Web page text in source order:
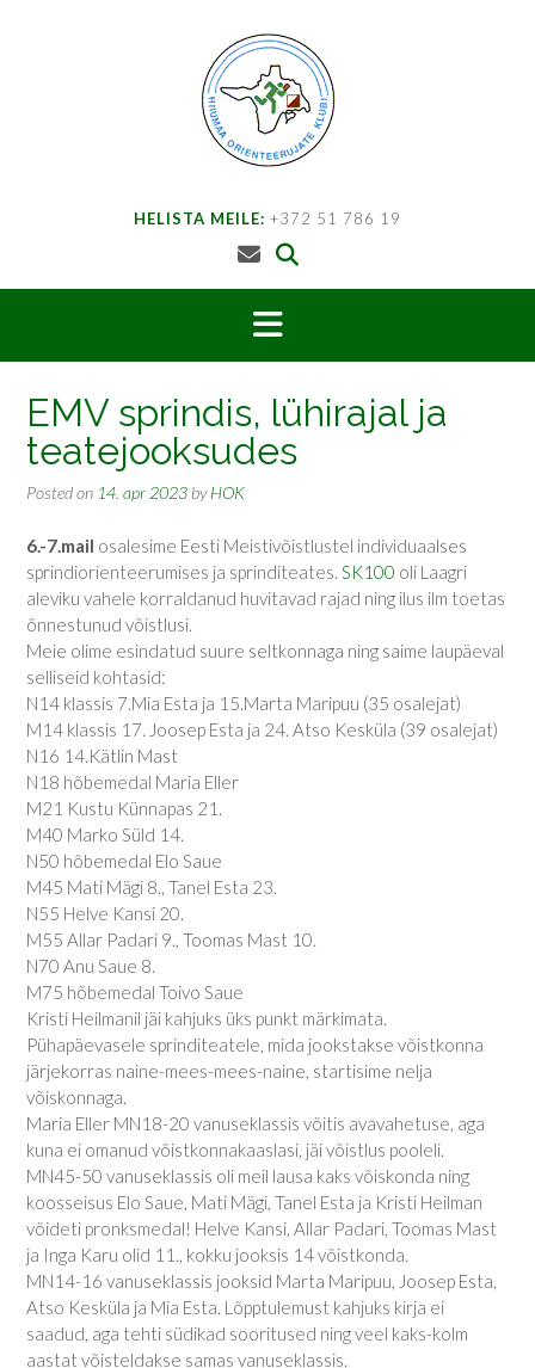
HELISTA MEILE: +372 51 786 19
EMV sprindis, lühirajal ja
teatejooksudes
Posted on 14. apr 2023 byHOK
6.-7.mail osalesime Eesti Meistivõistlustel individuaalses
sprindiorienteerumises ja sprinditeates. SK100 oli Laagri
aleviku vahele korraldanud huvitavad rajad ning ilus ilm toetas
õnnestunud võistlusi.
Meie olime esindatud suure seltkonnaga ning saime laupäeval
selliseid kohtasid:
N14 klassis 7.Mia Esta ja 15.Marta Maripuu (35 osalejat)
M14 klassis 17. Joosep Esta ja 24. Atso Kesküla (39 osalejat)
N16 14.Kätlin Mast
N18 hõbemedal Maria Eller
M21 Kustu Künnapas 21.
M40 Marko Süld 14.
N50 hõbemedal Elo Saue
M45 Mati Mägi 8., Tanel Esta 23.
N55 Helve Kansi 20.
M55 Allar Padari 9., Toomas Mast 10.
N70 Anu Saue 8.
M75 hõbemedal Toivo Saue
Kristi Heilmanil jäi kahjuks üks punkt märkimata.
Pühapäevasele sprinditeatele, mida jookstakse võistkonna
järjekorras naine-mees-mees-naine, startisime nelja
võiskonnaga.
Maria Eller MN18-20 vanuseklassis võitis avavahetuse, aga
kuna ei omanud võistkonnakaaslasi, jäi võistlus pooleli.
MN45-50 vanuseklassis oli meil lausa kaks võiskonda ning
koosseisus Elo Saue, Mati Mägi, Tanel Esta ja Kristi Heilman
võideti pronksmedal! Helve Kansi, Allar Padari, Toomas Mast
ja Inga Karu olid 11., kokku jooksis 14 võistkonda.
MN14-16 vanuseklassis jooksid Marta Maripuu, Joosep Esta,
Atso Kesküla ja Mia Esta. Lõpptulemust kahjuks kirja ei
saadud, aga tehti südikad sooritused ning veel kaks-kolm
aastat võisteldakse samas vanuseklassis.